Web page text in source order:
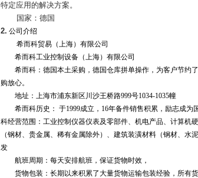
特定应用的解决方案。
国家：德国
2. 公司介绍
希而科贸易（上海）有限公司
希而科工业控制设备（上海）有限公司
希而科：德国本土采购，德国仓库拼单操作，为客户节约
购放心。
地址：上海市浦东新区川沙王桥路999号1034-1035幢
希而科历史： 于1999成立， 16年备件销售积累，励志成为
科经营范围：工业控制仪器仪表及零部件、机电产品、计算机
（钢材、贵金属、稀有金属除外）、建筑装潢材料（钢材、
发
航班周期：每天安排航班，保证货物时效，
货物包装：长期以来积累了大量货物运输包装经验，所有